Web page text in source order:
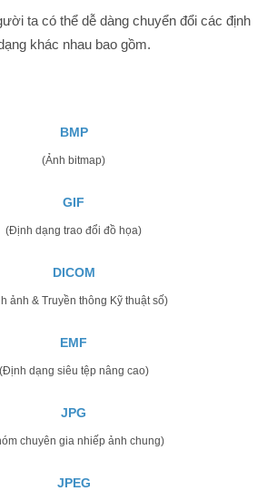
ta có thể dễ dàng chuyển đổi các định
khác nhau bao gồm.
BMP
(Ảnh bitmap)
GIF
(Định dạng trao đổi đồ họa)
DICOM
ảnh & Truyền thông Kỹ thuật số)
EMF
(Định dạng siêu tệp nâng cao)
JPG
chuyên gia nhiếp ảnh chung)
JPEG